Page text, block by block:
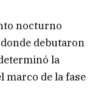
nocturno
debutaron
la
marco de la fase